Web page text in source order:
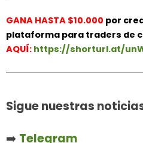
GANA HASTA $10.000 por
plataforma para traders de
AQUÍ: https://shorturl.at/
Sigue nuestras
➡️ Telegram